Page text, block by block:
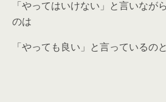
「やってはいけない」と言いなが
のは
「やっても良い」と言っているの